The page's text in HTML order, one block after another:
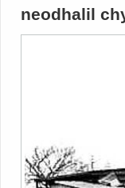
neodhalil